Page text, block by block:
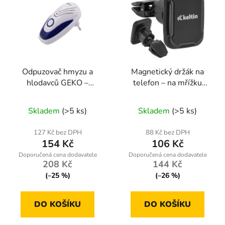
Odpuzovač hmyzu a
hlodavců GEKO –
Skladem (>5 ks)
127 Kč bez DPH
154 Kč
208 Kč
(–25 %)
DO KOŠÍKU
Magnetický držák na
telefon – na mřížku
Skladem (>5 ks)
88 Kč bez DPH
106 Kč
144 Kč
(–26 %)
DO KOŠÍKU